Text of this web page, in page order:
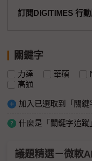
訂閱DIGITIMES 行
關鍵字
力達 華碩
高通
加入已選取到「關鍵
什麼是「關鍵字追蹤
議題精選－微軟